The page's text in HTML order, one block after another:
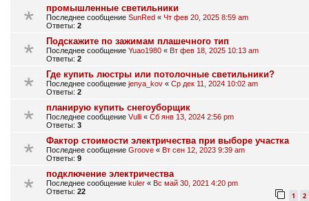
промышленные светильники
Последнее сообщение SunRed « Чт фев 20, 2025 8:59 am
Ответы: 2
Подскажите по зажимам плашечного тип
Последнее сообщение Yuao1980 « Вт фев 18, 2025 10:13 am
Ответы: 2
Где купить люстры или потолочные светильники?
Последнее сообщение jenya_kov « Ср дек 11, 2024 10:02 am
Ответы: 2
планирую купить снегоуборщик
Последнее сообщение Vulli « Сб янв 13, 2024 2:56 pm
Ответы: 3
Фактор стоимости электричества при выборе участка
Последнее сообщение Groove « Вт сен 12, 2023 9:39 am
Ответы: 9
подключение электричества
Последнее сообщение kuler « Вс май 30, 2021 4:20 pm
Ответы: 22 1 2